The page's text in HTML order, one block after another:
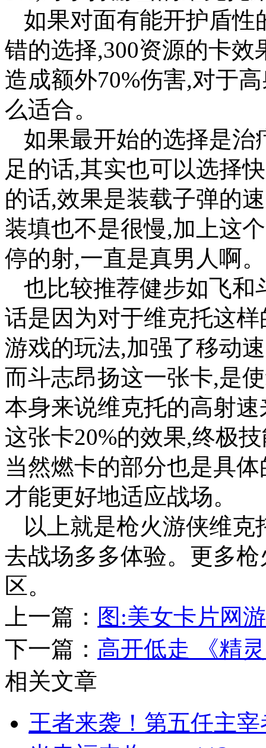
如果对面有能开护盾性
错的选择,300资源的卡
造成额外70%伤害,对于
么适合。
如果最开始的选择是治
足的话,其实也可以选择
的话,效果是装载子弹的
装填也不是很慢,加上这
停的射,一直是真男人啊。
也比较推荐健步如飞和
话是因为对于维克托这
游戏的玩法,加强了移动
而斗志昂扬这一张卡,是
本身来说维克托的高射
这张卡20%的效果,终极
当然燃卡的部分也是具
才能更好地适应战场。
以上就是枪火游侠维
去战场多多体验。更多
区。
上一篇： 图:美女卡片网
下一篇： 高开低走 《精
相关文章
王者来袭！第五任主